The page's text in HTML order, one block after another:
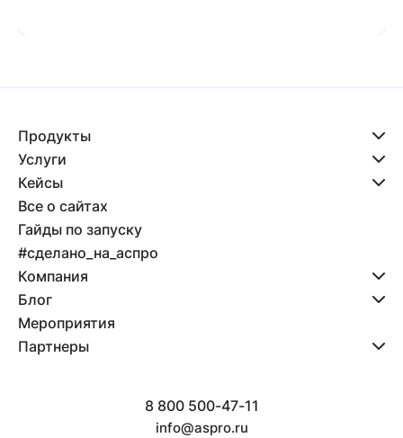
Продукты
Услуги
Кейсы
Все о сайтах
Гайды по запуску
#сделано_на_аспро
Компания
Блог
Мероприятия
Партнеры
8 800 500-47-11
info@aspro.ru